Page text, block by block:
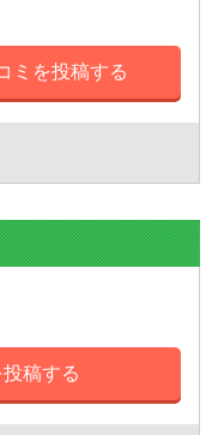
ミを投稿する
稿する